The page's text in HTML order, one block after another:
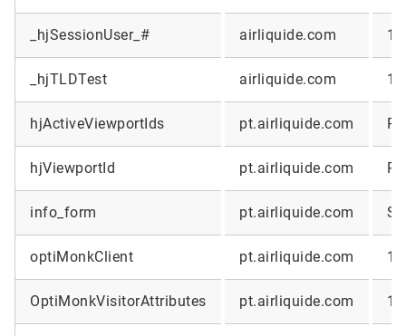
_hjSessionUser_# airliquide.com 1
_hjTLDTest airliquide.com 1
hjActiveViewportIds pt.airliquide.com
hjViewportId pt.airliquide.com
info_form pt.airliquide.com
optiMonkClient pt.airliquide.com 1
OptiMonkVisitorAttributes pt.airliquide.com 1